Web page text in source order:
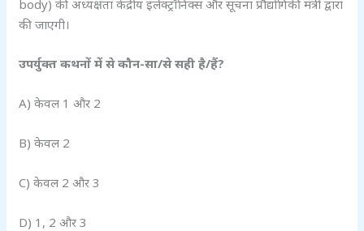
body) की अध्यक्षता केंद्रीय इलेक्ट्रॉनिक्स और सूचना प्रौद्योगिकी मंत्री द्वारा
की जाएगी।
उपर्युक्त कथनों में से कौन-सा/से सही है/हैं?
A) केवल 1 और 2
B) केवल 2
C) केवल 2 और 3
D) 1, 2 और 3